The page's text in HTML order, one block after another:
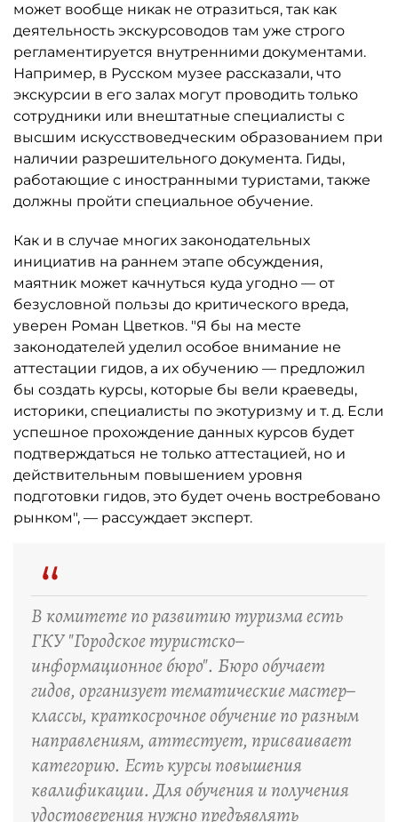
может вообще никак не отразиться, так как
деятельность экскурсоводов там уже строго
регламентируется внутренними документами.
Например, в Русском музее рассказали, что
экскурсии в его залах могут проводить только
сотрудники или внештатные специалисты с
высшим искусствоведческим образованием при
наличии разрешительного документа. Гиды,
работающие с иностранными туристами, также
должны пройти специальное обучение.
Как и в случае многих законодательных
инициатив на раннем этапе обсуждения,
маятник может качнуться куда угодно — от
безусловной пользы до критического вреда,
уверен Роман Цветков. "Я бы на месте
законодателей уделил особое внимание не
аттестации гидов, а их обучению — предложил
бы создать курсы, которые бы вели краеведы,
историки, специалисты по экотуризму и т. д. Если
успешное прохождение данных курсов будет
подтверждаться не только аттестацией, но и
действительным повышением уровня
подготовки гидов, это будет очень востребовано
рынком", — рассуждает эксперт.
“
В комитете по развитию туризма есть
ГКУ "Городское туристско–
информационное бюро". Бюро обучает
гидов, организует тематические мастер–
классы, краткосрочное обучение по разным
направлениям, аттестует, присваивает
категорию. Есть курсы повышения
квалификации. Для обучения и получения
удостоверения нужно предъявлять